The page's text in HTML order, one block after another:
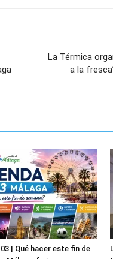
La Térmica
a la
| Qué hacer este fin de